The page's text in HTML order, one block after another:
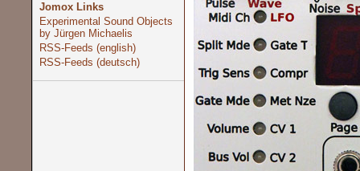
Jomox Links
Experimental Sound Objects
by Jürgen Michaelis
RSS-Feeds (english)
RSS-Feeds (deutsch)